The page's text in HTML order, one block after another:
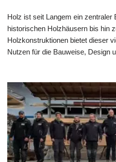
Holz ist seit Langem ein zentraler
historischen Holzhäusern bis hin
Holzkonstruktionen bietet dieser
Nutzen für die Bauweise, Design